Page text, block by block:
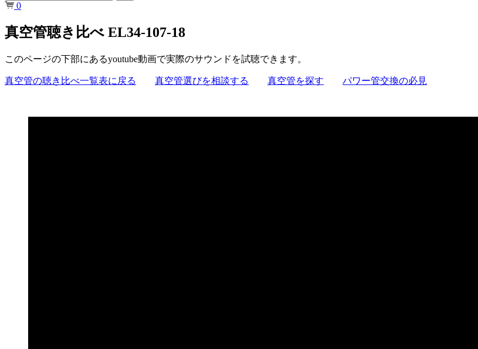
0
真空管聴き比べ EL34-107-18
このページの下部にあるyoutube動画で実際のサウンドを試聴できます。
真空管の聴き比べ一覧表に戻る 真空管選びを相談する 真空管を探す パワー管交換の必見